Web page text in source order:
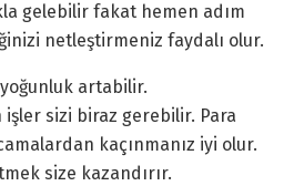
gelebilir fakat hemen adım
netleştirmeniz faydalı olur.
artabilir.
işler sizi biraz gerebilir. Para
kaçınmanız iyi olur.
size kazandırır.